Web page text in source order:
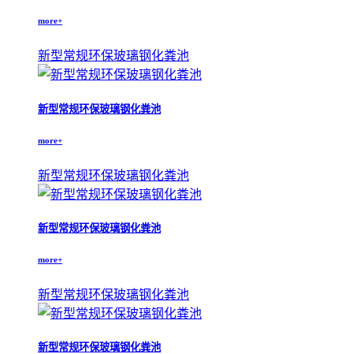
more+
新型常规环保玻璃钢化粪池
新型常规环保玻璃钢化粪池
more+
新型常规环保玻璃钢化粪池
新型常规环保玻璃钢化粪池
more+
新型常规环保玻璃钢化粪池
新型常规环保玻璃钢化粪池